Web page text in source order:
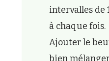
intervalles de
à chaque fois.
Ajouter le
bien